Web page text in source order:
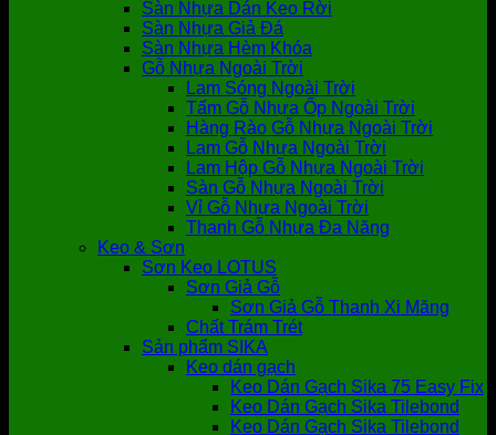
Sàn Nhựa Dán Keo Rời
Sàn Nhựa Giả Đá
Sàn Nhựa Hèm Khóa
Gỗ Nhựa Ngoài Trời
Lam Sóng Ngoài Trời
Tấm Gỗ Nhựa Ốp Ngoài Trời
Hàng Rào Gỗ Nhựa Ngoài Trời
Lam Gỗ Nhựa Ngoài Trời
Lam Hộp Gỗ Nhựa Ngoài Trời
Sàn Gỗ Nhựa Ngoài Trời
Vỉ Gỗ Nhựa Ngoài Trời
Thanh Gỗ Nhựa Đa Năng
Keo & Sơn
Sơn Keo LOTUS
Sơn Giả Gỗ
Sơn Giả Gỗ Thanh Xi Măng
Chất Trám Trét
Sản phẩm SIKA
Keo dán gạch
Keo Dán Gạch Sika 75 Easy Fix
Keo Dán Gạch Sika Tilebond
Keo Dán Gạch Sika Tilebond